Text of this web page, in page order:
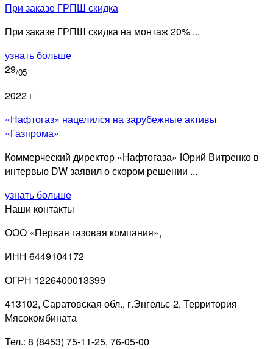
При заказе ГРПШ скидка
При заказе ГРПШ скидка на монтаж 20% ...
узнать больше
29/05
2022 г
«Нафтогаз» нацелился на зарубежные активы
«Газпрома»
Коммерческий директор «Нафтогаза» Юрий Витренко в
интервью DW заявил о скором решении ...
узнать больше
Наши контакты
ООО «Первая газовая компания»,
ИНН 6449104172
ОГРН 1226400013399
413102, Саратовская обл., г.Энгельс-2, Территория
Мясокомбината
Тел.: 8 (8453) 75-11-25, 76-05-00